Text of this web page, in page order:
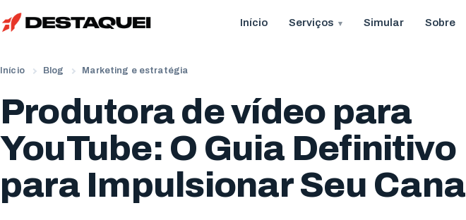
Início Serviços Simular Sobre
Início Blog Marketing e estratégia
Produtora de vídeo para
YouTube: O Guia Definitivo
para Impulsionar Seu Canal